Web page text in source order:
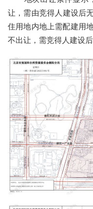
让，需由竞得人建设后
住用地内地上需配建用
不出让，需竞得人建设